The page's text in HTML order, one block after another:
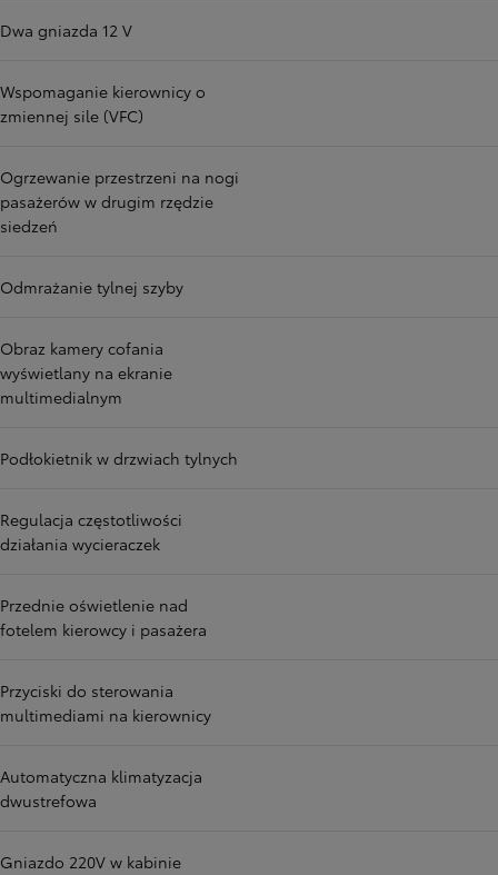
Dwa gniazda 12 V
Wspomaganie kierownicy o
zmiennej sile (VFC)
Ogrzewanie przestrzeni na nogi
pasażerów w drugim rzędzie
siedzeń
Odmrażanie tylnej szyby
Obraz kamery cofania
wyświetlany na ekranie
multimedialnym
Podłokietnik w drzwiach tylnych
Regulacja częstotliwości
działania wycieraczek
Przednie oświetlenie nad
fotelem kierowcy i pasażera
Przyciski do sterowania
multimediami na kierownicy
Automatyczna klimatyzacja
dwustrefowa
Gniazdo 220V w kabinie